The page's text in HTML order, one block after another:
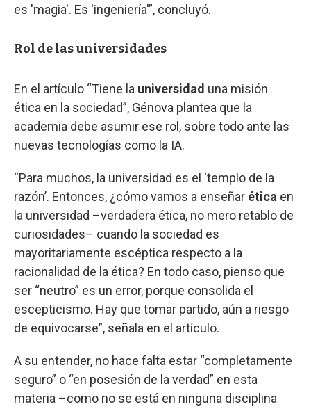
es 'magia'. Es 'ingeniería'”, concluyó.
Rol de las universidades
En el artículo “Tiene la universidad una misión
ética en la sociedad”, Génova plantea que la
academia debe asumir ese rol, sobre todo ante las
nuevas tecnologías como la IA.
“Para muchos, la universidad es el ‘templo de la
razón’. Entonces, ¿cómo vamos a enseñar ética en
la universidad –verdadera ética, no mero retablo de
curiosidades– cuando la sociedad es
mayoritariamente escéptica respecto a la
racionalidad de la ética? En todo caso, pienso que
ser “neutro” es un error, porque consolida el
escepticismo. Hay que tomar partido, aún a riesgo
de equivocarse”, señala en el artículo.
A su entender, no hace falta estar “completamente
seguro” o “en posesión de la verdad” en esta
materia –como no se está en ninguna disciplina